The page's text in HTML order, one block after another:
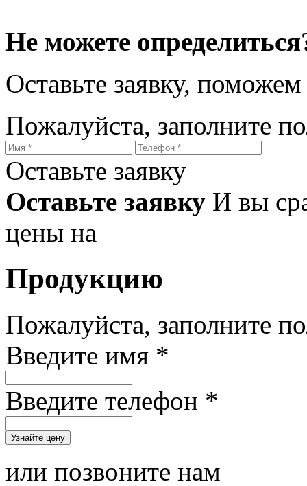
Не можете
Оставьте заявку,
Пожалуйста, заполните
Оставьте заявку
Оставьте заявку И вы
цены на
Продукцию
Пожалуйста, заполните
Введите имя *
Введите телефон *
или позвоните нам